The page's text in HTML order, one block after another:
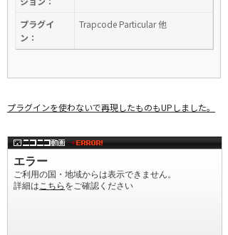
プラグイ
ン：
Trapcode Particular 他
プラグインを使わないで再現したものもUPしました。